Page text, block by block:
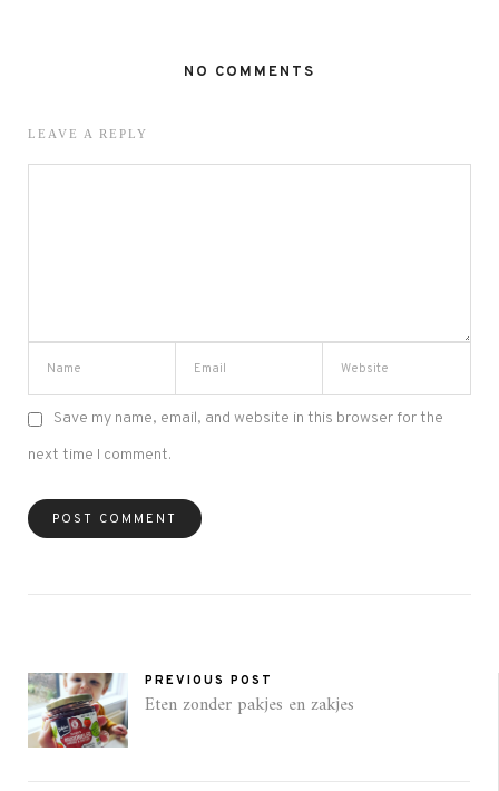
NO COMMENTS
LEAVE A REPLY
Save my name, email, and website in this browser for the
next time I comment.
PREVIOUS POST
Eten zonder pakjes en zakjes